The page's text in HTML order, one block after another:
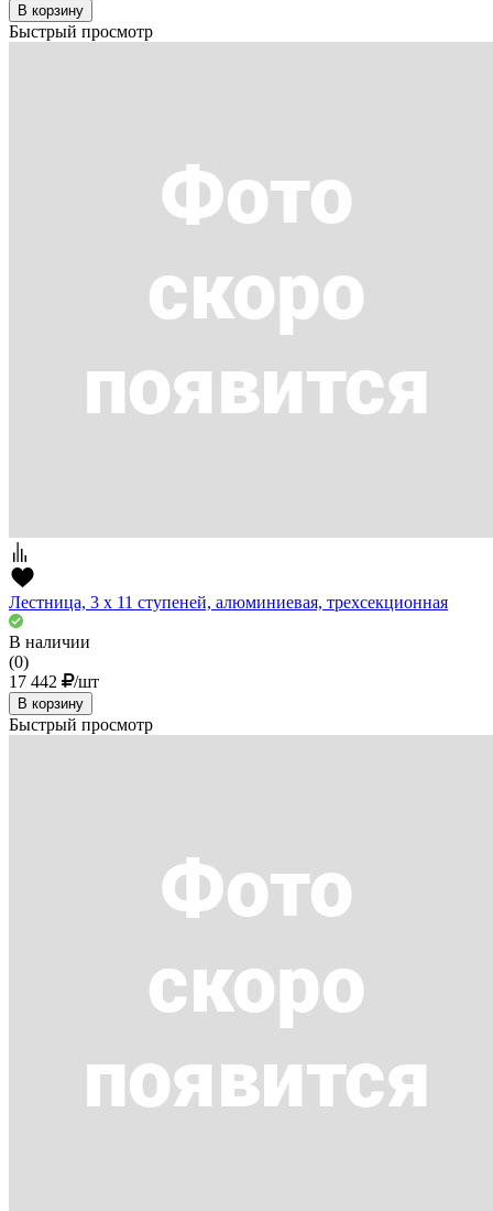
В корзину
Быстрый просмотр
Лестница, 3 х 11 ступеней, алюминиевая, трехсекционная
В наличии
(0)
17 442
/шт
В корзину
Быстрый просмотр